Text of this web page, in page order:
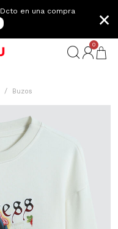
Dcto en una compra
×
0
Buzos